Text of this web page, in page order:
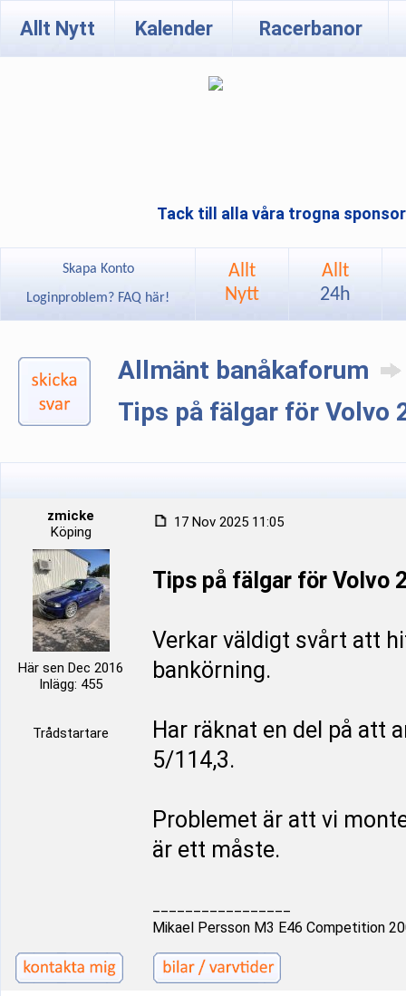
Allt Nytt Kalender Racerbanor
Tack till alla våra trogna
Skapa Konto
Loginproblem? FAQ här!
Allt
Nytt
Allt
24h
Allmänt banåkaforum
Tips på fälgar för Volvo
zmicke
Köping
Här sen Dec 2016
Inlägg: 455
Trådstartare
17 Nov 2025 11:05
Tips på fälgar för Volvo
Verkar väldigt svårt att
bankörning.
Har räknat en del på att
5/114,3.
Problemet är att vi
är ett måste.
Mikael Persson M3 E46 Competition